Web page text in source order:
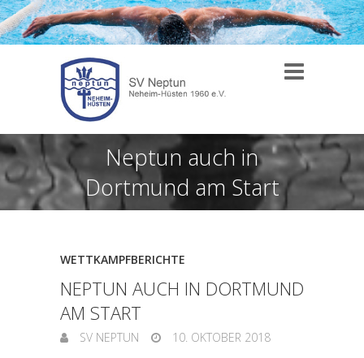
Neptun auch in
Dortmund am Start
WETTKAMPFBERICHTE
NEPTUN AUCH IN DORTMUND
AM START
SV NEPTUN
10. OKTOBER 2018